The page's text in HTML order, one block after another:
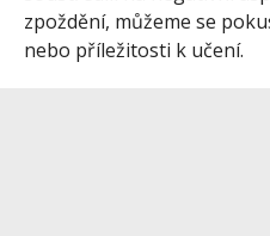
zpoždění, můžeme se
nebo příležitosti k učení.